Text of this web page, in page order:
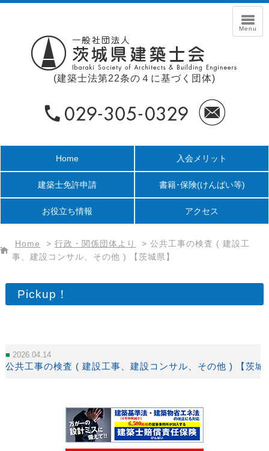
(建築士法第22条の４に基づく団体)
Home 入会メリット
建築士免許申請 書籍･保険(けんばい等)
お役立ち情報 アクセス
Home > 行政・関係団体より > 公共工事の検査 ( 建設工
事、建設コンサル、その他 ) 【茨城県】
Pickup！
2026.04.14
公共工事の検査 ( 建設工事、建設コンサル、その他 ) 【茨城